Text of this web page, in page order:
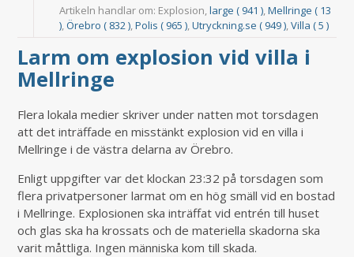
Artikeln handlar om: Explosion,large ( 941 ),Mellringe ( 13
),Örebro ( 832 ),Polis ( 965 ),Utryckning.se ( 949 ),Villa ( 5 )
Larm om explosion vid villa i
Mellringe
Flera lokala medier skriver under natten mot torsdagen
att det inträffade en misstänkt explosion vid en villa i
Mellringe i de västra delarna av Örebro.
Enligt uppgifter var det klockan 23:32 på torsdagen som
flera privatpersoner larmat om en hög smäll vid en bostad
i Mellringe. Explosionen ska inträffat vid entrén till huset
och glas ska ha krossats och de materiella skadorna ska
varit måttliga. Ingen människa kom till skada.